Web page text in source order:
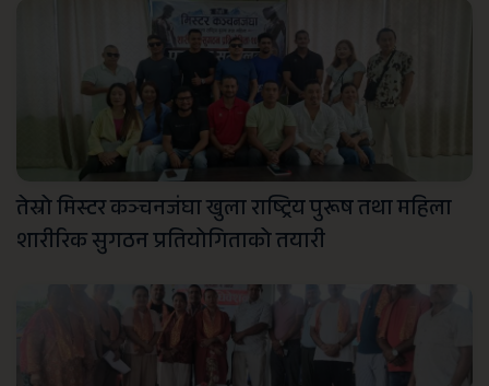
तेस्रो मिस्टर कञ्चनजंघा खुला राष्ट्रिय पुरूष तथा महिला
शारीरिक सुगठन प्रतियोगिताको तयारी